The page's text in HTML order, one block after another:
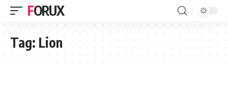
FORUX
Tag: Lion